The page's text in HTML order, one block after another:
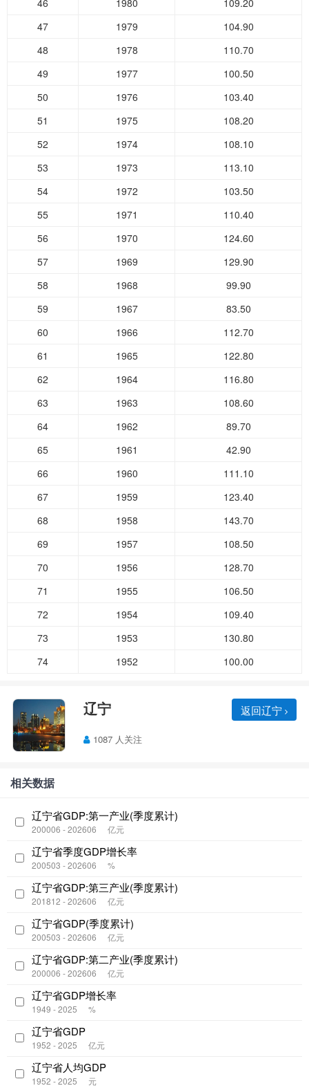
46 1980
109.20
47
1979
104.90
48
1978
110.70
49
1977
100.50
50
1976
103.40
51
1975
108.20
52
1974
108.10
53
1973
113.10
54
1972
103.50
55
1971
110.40
56
1970
124.60
57
1969
129.90
58
1968
99.90
59
1967
83.50
60
1966
112.70
61
1965
122.80
62
1964
116.80
63
1963
108.60
64
1962
89.70
65
1961
42.90
66
1960
111.10
67
1959
123.40
68
1958
143.70
69
1957
108.50
70
1956
128.70
71
1955
106.50
72
1954
109.40
73
1953
130.80
74
1952 100.00
辽宁 返回辽宁
1087 人关注
相关数据
辽宁省GDP:第一产业(季度累计)
200006 - 202606 亿元
辽宁省季度GDP增长率
200503 - 202606 %
辽宁省GDP:第三产业(季度累计)
201812 - 202606 亿元
辽宁省GDP(季度累计)
200503 - 202606 亿元
辽宁省GDP:第二产业(季度累计)
200006 - 202606 亿元
辽宁省GDP增长率
1949 - 2025 %
辽宁省GDP
1952 - 2025 亿元
辽宁省人均GDP
1952 - 2025 元